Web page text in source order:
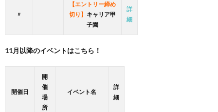
〃
【エントリー締め
切り】 キャリア甲
子園
詳
細
11月以降のイベントはこちら！
開催日
開
催
場
所
イベント名
詳
細